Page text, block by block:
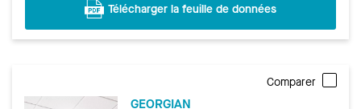
Télécharger la feuille de données
Comparer
GEORGIAN